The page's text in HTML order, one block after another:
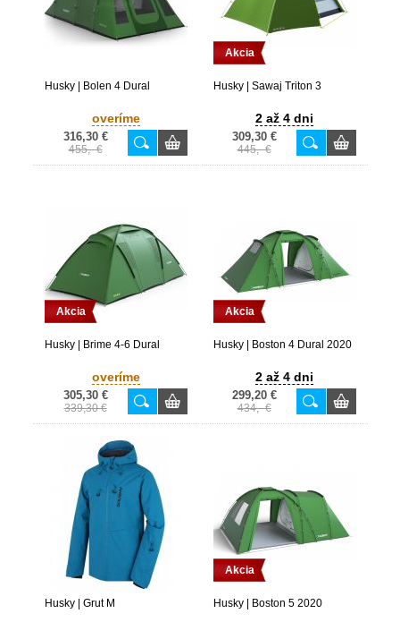
Husky | Bolen 4 Dural
overíme
316,30 €
455,- €
Akcia
Husky | Sawaj Triton 3
2 až 4 dni
309,30 €
445,- €
Akcia
Husky | Brime 4-6 Dural
overíme
305,30 €
339,30 €
Akcia
Husky | Boston 4 Dural 2020
2 až 4 dni
299,20 €
434,- €
Husky | Grut M
Akcia
Husky | Boston 5 2020